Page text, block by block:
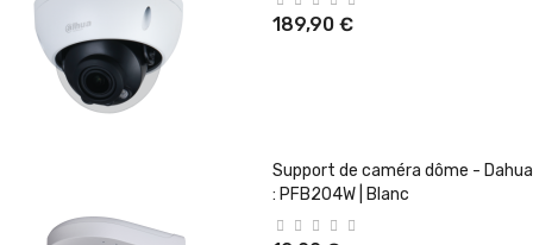
189,90 €
Support de caméra dôme - Dahua
: PFB204W | Blanc